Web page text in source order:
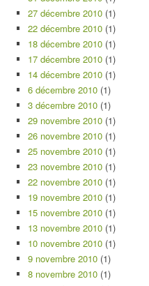
27 décembre 2010 (1)
22 décembre 2010 (1)
18 décembre 2010 (1)
17 décembre 2010 (1)
14 décembre 2010 (1)
6 décembre 2010 (1)
3 décembre 2010 (1)
29 novembre 2010 (1)
26 novembre 2010 (1)
25 novembre 2010 (1)
23 novembre 2010 (1)
22 novembre 2010 (1)
19 novembre 2010 (1)
15 novembre 2010 (1)
13 novembre 2010 (1)
10 novembre 2010 (1)
9 novembre 2010 (1)
8 novembre 2010 (1)